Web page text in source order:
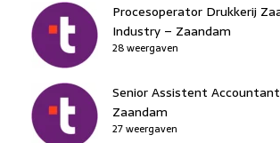
Procesoperator Drukkerij
Industry – Zaandam
28 weergaven
Senior Assistent
Zaandam
27 weergaven